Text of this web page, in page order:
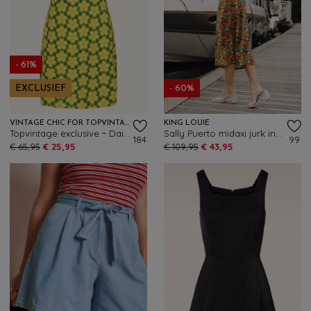
- 61%
EXCLUSIEF
VINTAGE CHIC FOR TOPVINTAGE
€ 65,95 € 25,95
184
- 60%
KING LOUIE
€ 109,95 € 43,95
99